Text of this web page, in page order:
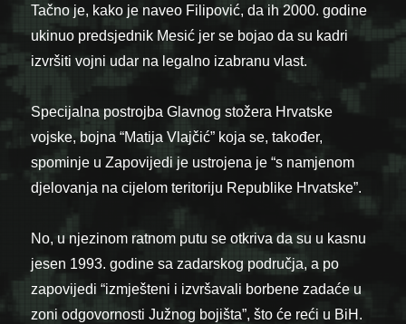
Tačno je, kako je naveo Filipović, da ih 2000. godine
ukinuo predsjednik Mesić jer se bojao da su kadri
izvršiti vojni udar na legalno izabranu vlast.
Specijalna postrojba Glavnog stožera Hrvatske
vojske, bojna “Matija Vlajčić” koja se, također,
spominje u Zapovijedi je ustrojena je “s namjenom
djelovanja na cijelom teritoriju Republike Hrvatske”.
No, u njezinom ratnom putu se otkriva da su u kasnu
jesen 1993. godine sa zadarskog područja, a po
zapovijedi “izmješteni i izvršavali borbene zadaće u
zoni odgovornosti Južnog bojišta”, što će reći u BiH.